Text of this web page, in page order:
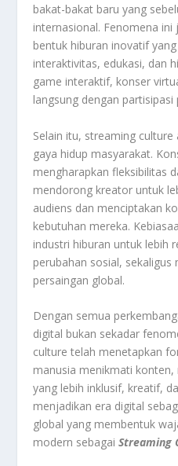
bakat-bakat baru yang
internasional. Fenomena
bentuk hiburan inovatif
interaktivitas, edukasi, dan
game interaktif, konser
langsung dengan
Selain itu, streaming
gaya hidup masyarakat.
mengharapkan fleksibilitas
mendorong kreator untuk
audiens dan menciptakan
kebutuhan mereka.
industri hiburan untuk lebih
perubahan sosial,
persaingan global.
Dengan semua
digital bukan sekadar
culture telah menetapkan
manusia menikmati
yang lebih inklusif, kreatif,
menjadikan era digital
global yang membentuk
modern sebagaiStreaming